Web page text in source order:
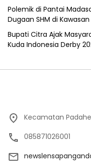
Polemik di Pantai
Dugaan SHM di
Bupati Citra Ajak
Kuda Indonesia Derby
Kecamatan
085871026001